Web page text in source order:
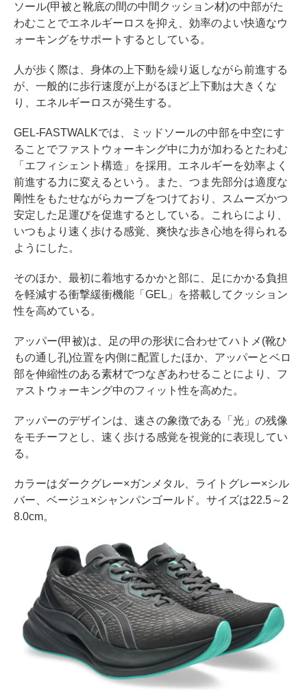
ソール(甲被と靴底の間の中間クッション材)の中部がた
わむことでエネルギーロスを抑え、効率のよい快適なウ
ォーキングをサポートするとしている。
人が歩く際は、身体の上下動を繰り返しながら前進する
が、一般的に歩行速度が上がるほど上下動は大きくな
り、エネルギーロスが発生する。
GEL-FASTWALKでは、ミッドソールの中部を中空にす
ることでファストウォーキング中に力が加わるとたわむ
「エフィシェント構造」を採用。エネルギーを効率よく
前進する力に変えるという。また、つま先部分は適度な
剛性をもたせながらカーブをつけており、スムーズかつ
安定した足運びを促進するとしている。これらにより、
いつもより速く歩ける感覚、爽快な歩き心地を得られる
ようにした。
そのほか、最初に着地するかかと部に、足にかかる負担
を軽減する衝撃緩衝機能「GEL」を搭載してクッション
性を高めている。
アッパー(甲被)は、足の甲の形状に合わせてハトメ(靴ひ
もの通し孔)位置を内側に配置したほか、アッパーとベロ
部を伸縮性のある素材でつなぎあわせることにより、フ
ァストウォーキング中のフィット性を高めた。
アッパーのデザインは、速さの象徴である「光」の残像
をモチーフとし、速く歩ける感覚を視覚的に表現してい
る。
カラーはダークグレー×ガンメタル、ライトグレー×シル
バー、ベージュ×シャンパンゴールド。サイズは22.5～2
8.0cm。